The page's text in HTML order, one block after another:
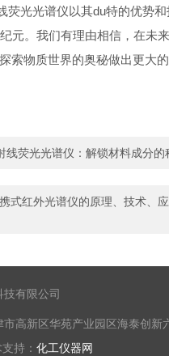
光光谱仪以其du特的优势和
元。我们有理由相信，在未
索物质世界的奥秘做出更大的
线荧光光谱仪：解锁材料成分的
式红外光谱仪的原理、技术、
有限公司
市高新区华苑产业园区海泰创新
持：化工仪器网